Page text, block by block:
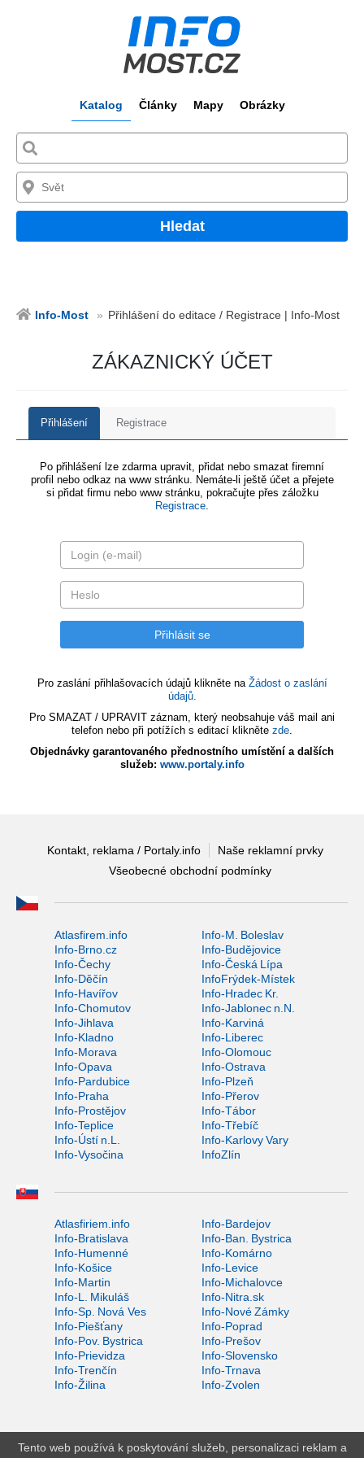
Katalog Články Mapy Obrázky
Hledat
Info-Most Přihlášení do editace / Registrace | Info-Most
ZÁKAZNICKÝ ÚČET
Přihlášení Registrace
Po přihlášení lze zdarma upravit, přidat nebo smazat firemní
profil nebo odkaz na www stránku. Nemáte-li ještě účet a přejete
si přidat firmu nebo www stránku, pokračujte přes záložku
Registrace.
Pro zaslání přihlašovacích údajů klikněte na Žádost o zaslání
údajů.
Pro SMAZAT / UPRAVIT záznam, který neobsahuje váš mail ani
telefon nebo při potížích s editací klikněte zde.
Objednávky garantovaného přednostního umístění a dalších
služeb: www.portaly.info
Kontakt, reklama / Portaly.info
Naše reklamní prvky
Všeobecné obchodní podmínky
Atlasfirem.info
Info-M. Boleslav
Info-Brno.cz
Info-Budějovice
Info-Čechy
Info-Česká Lípa
Info-Děčín
InfoFrýdek-Místek
Info-Havířov
Info-Hradec Kr.
Info-Chomutov
Info-Jablonec n.N.
Info-Jihlava
Info-Karviná
Info-Kladno
Info-Liberec
Info-Morava
Info-Olomouc
Info-Opava
Info-Ostrava
Info-Pardubice
Info-Plzeň
Info-Praha
Info-Přerov
Info-Prostějov
Info-Tábor
Info-Teplice
Info-Třebíč
Info-Ústí n.L.
Info-Karlovy Vary
Info-Vysočina
InfoZlín
Atlasfiriem.info
Info-Bardejov
Info-Bratislava
Info-Ban. Bystrica
Info-Humenné
Info-Komárno
Info-Košice
Info-Levice
Info-Martin
Info-Michalovce
Info-L. Mikuláš
Info-Nitra.sk
Info-Sp. Nová Ves
Info-Nové Zámky
Info-Piešťany
Info-Poprad
Info-Pov. Bystrica
Info-Prešov
Info-Prievidza
Info-Slovensko
Info-Trenčín
Info-Trnava
Info-Žilina
Info-Zvolen
Tento web používá k poskytování služeb, personalizaci reklam a